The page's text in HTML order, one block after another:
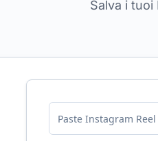
Salva i